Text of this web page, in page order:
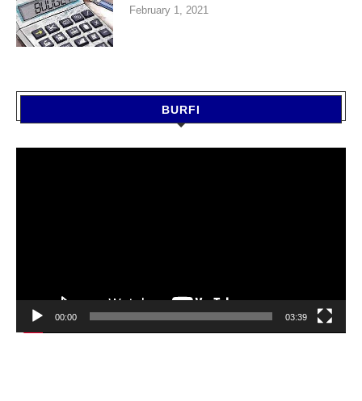
February 1, 2021
BURFI
00:00 03:39